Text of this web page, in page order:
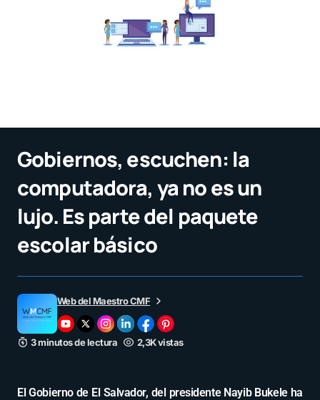
Gobiernos, escuchen: la
computadora, ya no es un
lujo. Es parte del paquete
escolar básico
Web del Maestro CMF
3 minutos de lectura 2,3K vistas
El Gobierno de El Salvador, del presidente Nayib Bukele ha